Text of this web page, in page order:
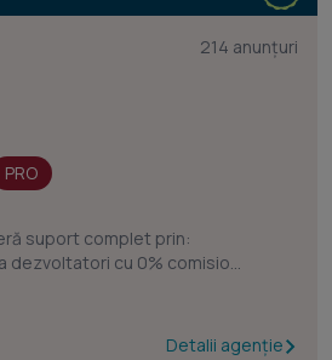
214 anunțuri
PRO
suport complet prin:
dezvoltatori cu 0% comision
Detalii agenție